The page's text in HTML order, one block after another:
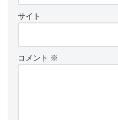
サイト
コメント ※